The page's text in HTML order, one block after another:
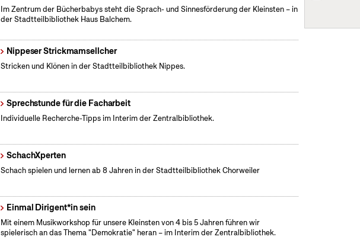
Im Zentrum der Bücherbabys steht die Sprach- und Sinnesförderung der Kleinsten – in
der Stadtteilbibliothek Haus Balchem.
Nippeser Strickmamsellcher
Stricken und Klönen in der Stadtteilbibliothek Nippes.
Sprechstunde für die Facharbeit
Individuelle Recherche-Tipps im Interim der Zentralbibliothek.
SchachXperten
Schach spielen und lernen ab 8 Jahren in der Stadtteilbibliothek Chorweiler
Einmal Dirigent*in sein
Mit einem Musikworkshop für unsere Kleinsten von 4 bis 5 Jahren führen wir
spielerisch an das Thema "Demokratie" heran – im Interim der Zentralbibliothek.